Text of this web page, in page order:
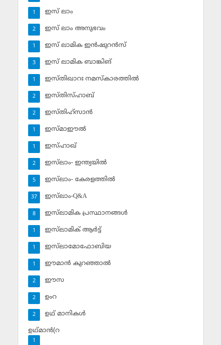
ഇസ് ലാം
1
ഇസ് ലാം അനുഭവം
2
ഇസ് ലാമിക ഇന്‍ഷുറന്‍സ്‌
1
ഇസ് ലാമിക ബാങ്കിങ്‌
3
ഇസ്തിഖാറഃ നമസ്‌കാരത്തില്‍
1
ഇസ്തിസ്ഹാബ്
2
ഇസ്തിഹ്‌സാന്‍
2
ഇസ്മാഈല്‍
1
ഇസ്ഹാഖ്‌
1
ഇസ്‌ലാം- ഇന്ത്യയില്‍
2
ഇസ്‌ലാം- കേരളത്തില്‍
5
ഇസ്‌ലാം-Q&A
37
ഇസ്‌ലാമിക പ്രസ്ഥാനങ്ങള്‍
8
ഇസ്‌ലാമിക് ആര്‍ട്ട്
1
ഇസ്‌ലാമോഫോബിയ
1
ഈമാന്‍ കുറഞ്ഞാല്‍
1
ഈസ
2
ഉംറ
2
ഉഥ് മാനികള്‍
2
ഉഥ്മാന്‍(റ
1